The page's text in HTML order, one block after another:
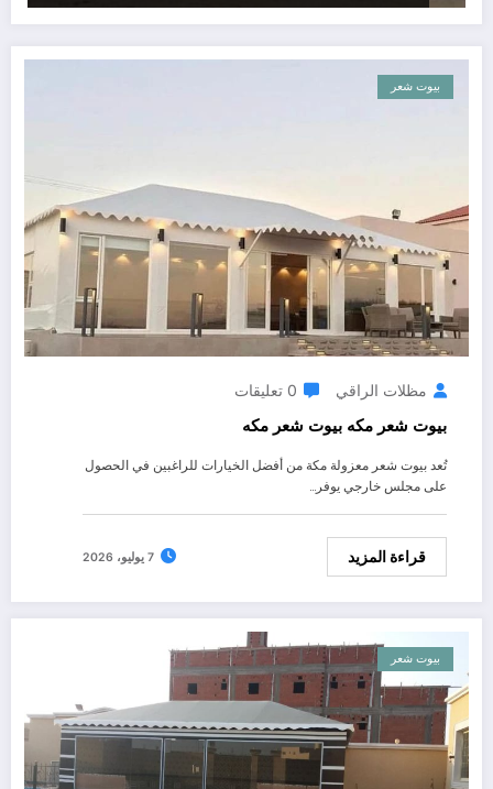
بيوت شعر
مظلات الراقي 0 تعليقات
بيوت شعر مكه بيوت شعر مكه
تُعد بيوت شعر معزولة مكة من أفضل الخيارات للراغبين في الحصول
على مجلس خارجي يوفر…
قراءة المزيد 7 يوليو، 2026
بيوت شعر